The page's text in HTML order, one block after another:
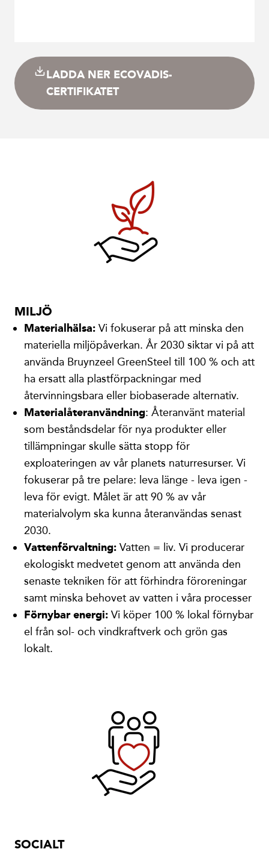
LADDA NER ECOVADIS-
CERTIFIKATET
MILJÖ
Materialhälsa: Vi fokuserar på att minska den
materiella miljöpåverkan. År 2030 siktar vi på att
använda Bruynzeel GreenSteel till 100 % och att
ha ersatt alla plastförpackningar med
återvinningsbara eller biobaserade alternativ.
Materialåteranvändning: Återanvänt material
som beståndsdelar för nya produkter eller
tillämpningar skulle sätta stopp för
exploateringen av vår planets naturresurser. Vi
fokuserar på tre pelare: leva länge - leva igen -
leva för evigt. Målet är att 90 % av vår
materialvolym ska kunna återanvändas senast
2030.
Vattenförvaltning: Vatten = liv. Vi producerar
ekologiskt medvetet genom att använda den
senaste tekniken för att förhindra föroreningar
samt minska behovet av vatten i våra processer
Förnybar energi: Vi köper 100 % lokal förnybar
el från sol- och vindkraftverk och grön gas
lokalt.
SOCIALT